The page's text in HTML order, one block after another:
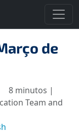
de
8 minutos |
Team and